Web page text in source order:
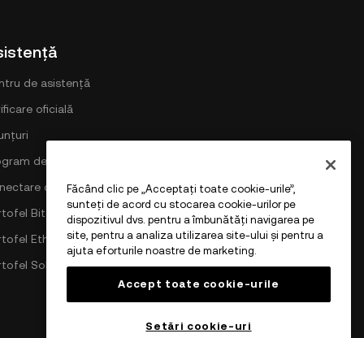
de asistență
oficială
de comisioane DEX
cu OKX
Bitcoin
Ethereum
Solana
Făcând clic pe „Acceptați toate cookie-urile”,
sunteți de acord cu stocarea cookie-urilor pe
dispozitivul dvs. pentru a îmbunătăți navigarea pe
site, pentru a analiza utilizarea site-ului și pentru a
ajuta eforturile noastre de marketing.
Accept toate cookie-urile
Setări cookie-uri